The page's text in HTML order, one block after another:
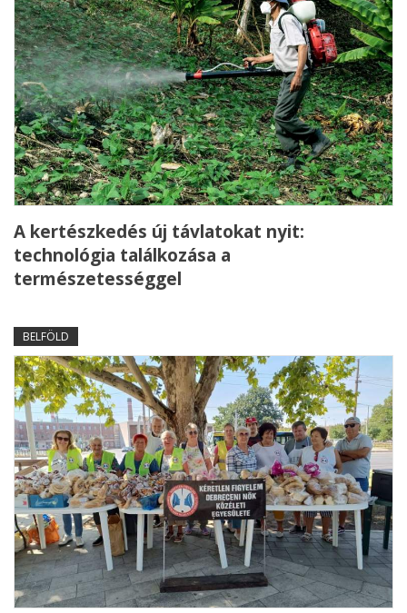
A kertészkedés új távlatokat nyit:
technológia találkozása a
természetességgel
BELFÖLD